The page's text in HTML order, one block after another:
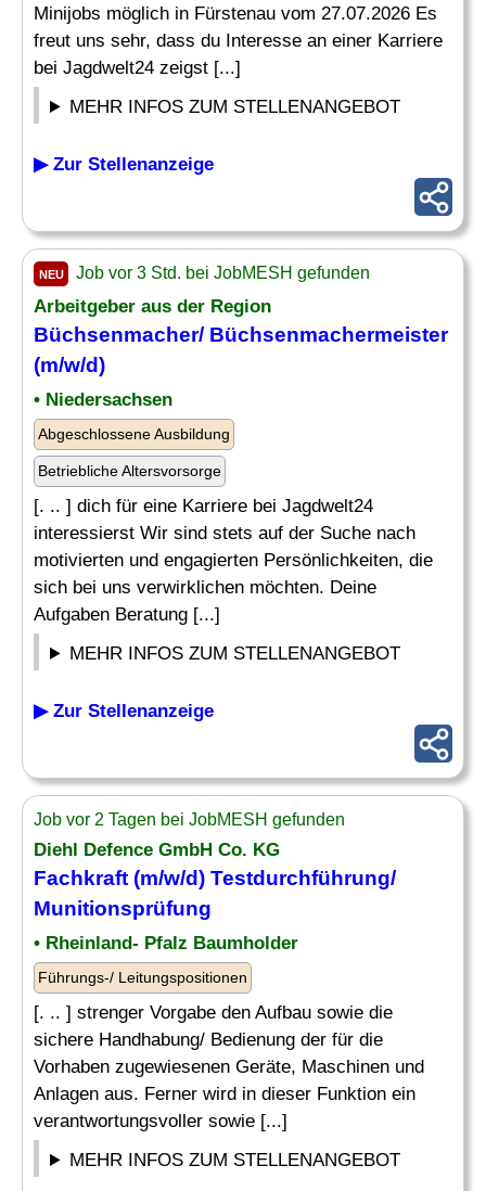
Minijobs möglich in Fürstenau vom 27.07.2026 Es
freut uns sehr, dass du Interesse an einer Karriere
bei Jagdwelt24 zeigst [...]
MEHR INFOS ZUM STELLENANGEBOT
▶ Zur Stellenanzeige
NEU Job vor 3 Std. bei JobMESH gefunden
Arbeitgeber aus der Region
Büchsenmacher/ Büchsenmachermeister
(m/w/d)
• Niedersachsen
Abgeschlossene Ausbildung
Betriebliche Altersvorsorge
[. .. ] dich für eine Karriere bei Jagdwelt24
interessierst Wir sind stets auf der Suche nach
motivierten und engagierten Persönlichkeiten, die
sich bei uns verwirklichen möchten. Deine
Aufgaben Beratung [...]
MEHR INFOS ZUM STELLENANGEBOT
▶ Zur Stellenanzeige
Job vor 2 Tagen bei JobMESH gefunden
Diehl Defence GmbH Co. KG
Fachkraft (m/w/d) Testdurchführung/
Munitionsprüfung
• Rheinland- Pfalz Baumholder
Führungs-/ Leitungspositionen
[. .. ] strenger Vorgabe den Aufbau sowie die
sichere Handhabung/ Bedienung der für die
Vorhaben zugewiesenen Geräte, Maschinen und
Anlagen aus. Ferner wird in dieser Funktion ein
verantwortungsvoller sowie [...]
MEHR INFOS ZUM STELLENANGEBOT